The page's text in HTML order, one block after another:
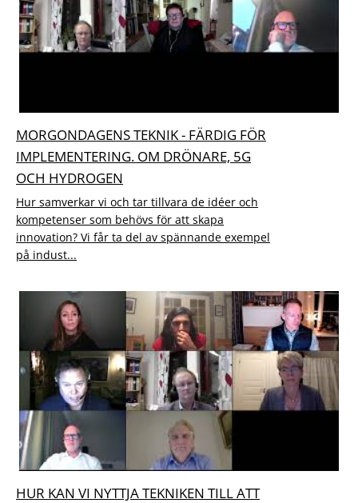
MORGONDAGENS TEKNIK - FÄRDIG FÖR
IMPLEMENTERING. OM DRÖNARE, 5G
OCH HYDROGEN
Hur samverkar vi och tar tillvara de idéer och
kompetenser som behövs för att skapa
innovation? Vi får ta del av spännande exempel
på indust...
HUR KAN VI NYTTJA TEKNIKEN TILL ATT